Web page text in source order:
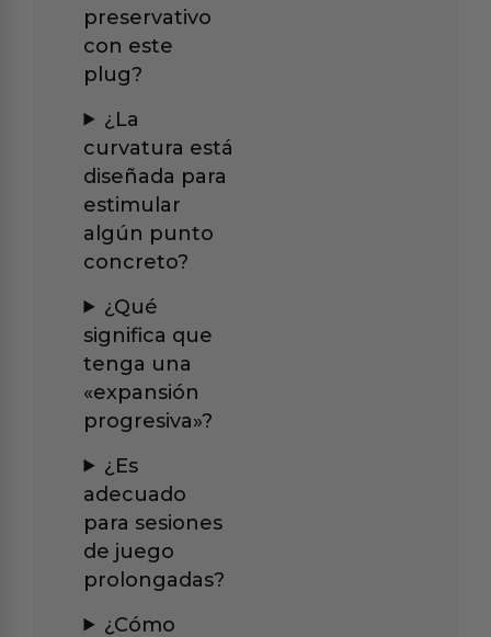
preservativo
con este
plug?
¿La
curvatura está
diseñada para
estimular
algún punto
concreto?
¿Qué
significa que
tenga una
«expansión
progresiva»?
¿Es
adecuado
para sesiones
de juego
prolongadas?
¿Cómo